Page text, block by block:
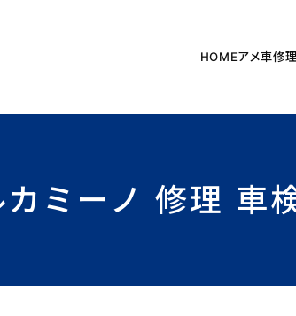
HOMEアメ車修
カミーノ 修理 車